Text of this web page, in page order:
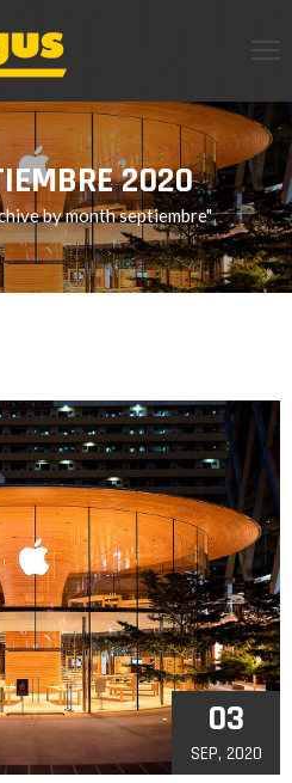
2020
by month septiembre"
03
SEP, 2020